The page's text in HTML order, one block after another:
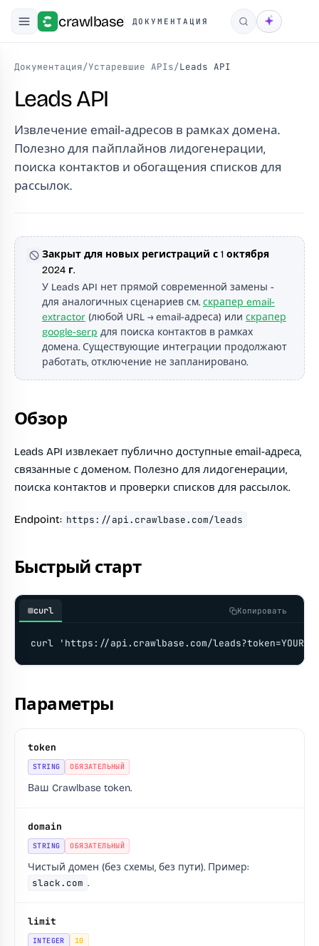
crawlbase ДОКУМЕНТАЦИЯ Поиск
Документация/Устаревшие APIs/Leads API
Leads API
Извлечение email-адресов в рамках домена.
Полезно для пайплайнов лидогенерации,
поиска контактов и обогащения списков для
рассылок.
Закрыт для новых регистраций с 1 октября
2024 г.
У Leads API нет прямой современной замены -
для аналогичных сценариев см. скрапер email-
extractor (любой URL → email-адреса) или скрапер
google-serp для поиска контактов в рамках
домена. Существующие интеграции продолжают
работать, отключение не запланировано.
Обзор
Leads API извлекает публично доступные email-адреса,
связанные с доменом. Полезно для лидогенерации,
поиска контактов и проверки списков для рассылок.
Endpoint: https://api.crawlbase.com/leads
Быстрый старт
curl Копировать
curl 'https://api.crawlbase.com/
Параметры
token
STRING ОБЯЗАТЕЛЬНЫЙ
Ваш Crawlbase token.
domain
STRING ОБЯЗАТЕЛЬНЫЙ
Чистый домен (без схемы, без пути). Пример:
slack.com .
limit
INTEGER 10